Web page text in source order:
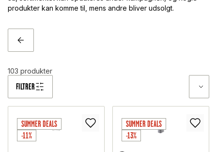
produkter kan komme til, mens andre bliver udsolgt.
TILBAGE
FILTRER
103 produkter
SUMMER DEALS
-11%
SUMMER DEALS
-13%